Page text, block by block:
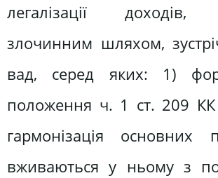
легалізації доходів,
злочинним шляхом,
вад, серед яких: 1)
положення ч. 1 ст. 209 КК
гармонізація основних
вживаються у ньому з